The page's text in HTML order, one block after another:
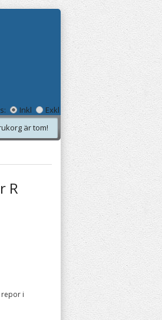
Inkl
Exkl
är tom!
R
repor i